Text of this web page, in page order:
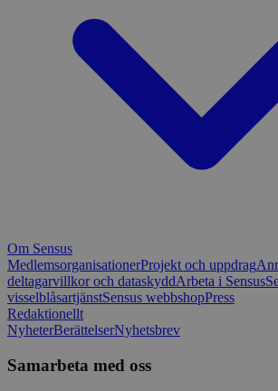
Om Sensus
MedlemsorganisationerProjekt och uppdrag
deltagarvillkor och dataskyddArbeta i Sensus
visselblåsartjänstSensus webbshopPress
Redaktionellt
NyheterBerättelserNyhetsbrev
Samarbeta med oss